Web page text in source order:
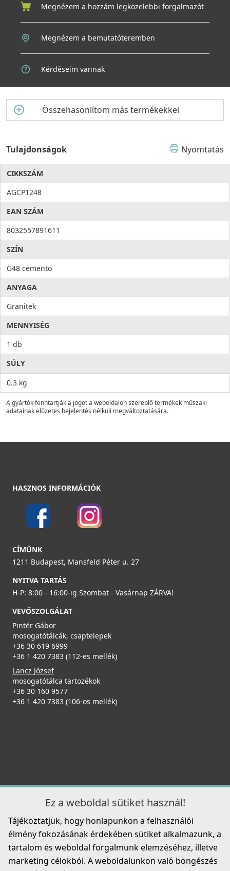
Megnézem a hozzám legközelebbi forgalmazót
Megnézem a bemutatóteremben
Kérdéseim vannak
Összehasonlítom más termékekkel
Tulajdonságok Nyomtatás
CIKKSZÁM
AGCP1248
EAN SZÁM
8032557891611
SZÍN
G48 cemento
ANYAGA
Granitek
MENNYISÉG
1 db
SÚLY
0.3 kg
A gyártók fenntartják a jogot a weboldalon szereplő termékek műszaki
adatainak előzetes bejelentés nélküli megváltoztatására.
HASZNOS INFORMÁCIÓK
CÍMÜNK
1211 Budapest, Mansfeld Péter u. 27
NYITVA TARTÁS
H-P: 8:00 - 16:00-ig Szombat - Vasárnap ZÁRVA!
VEVŐSZOLGÁLAT
Pintér Gábor
mosogatótálcák, csaptelepek
+36 30 619 6999
+36 1 420 7383 (112-es mellék)
Lancz József
mosogatótálca tartozékok
+36 30 160 9577
+36 1 420 7383 (106-os mellék)
Ez a weboldal sütiket használ!
Tájékoztatjuk, hogy honlapunkon a felhasználói
élmény fokozásának érdekében sütiket alkalmazunk, a
tartalom és weboldal forgalmunk elemzéséhez, illetve
marketing célokból. A weboldalunkon való böngészés